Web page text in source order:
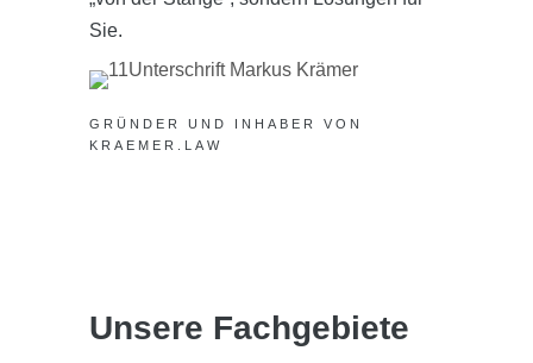
Sie.
GRÜNDER UND INHABER VON
KRAEMER.LAW
Unsere Fachgebiete